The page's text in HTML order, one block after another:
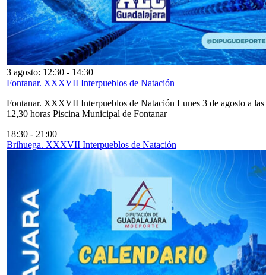
3 agosto: 12:30 - 14:30
Fontanar. XXXVII Interpueblos de Natación
Fontanar. XXXVII Interpueblos de Natación Lunes 3 de agosto a las
12,30 horas Piscina Municipal de Fontanar
18:30 - 21:00
Brihuega. XXXVII Interpueblos de Natación